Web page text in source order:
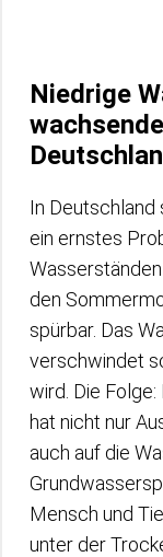
Niedrige
In Deutschland
ein ernstes
den
spürbar. Das
verschwindet
wird. Die
hat nicht nur
auch auf die
Mensch und
unter der